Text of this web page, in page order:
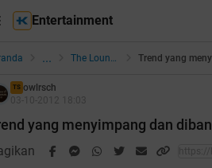
Entertainment
... The Lounge
TS owlrsch
yang menyimpang dan